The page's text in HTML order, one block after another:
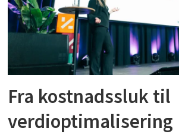
Fra kostnadssluk til
verdioptimalisering